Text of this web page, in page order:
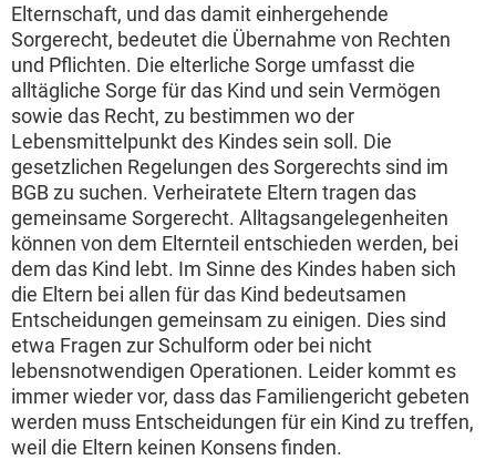
Elternschaft, und das damit einhergehende
Sorgerecht, bedeutet die Übernahme von Rechten
und Pflichten. Die elterliche Sorge umfasst die
alltägliche Sorge für das Kind und sein Vermögen
sowie das Recht, zu bestimmen wo der
Lebensmittelpunkt des Kindes sein soll. Die
gesetzlichen Regelungen des Sorgerechts sind im
BGB zu suchen. Verheiratete Eltern tragen das
gemeinsame Sorgerecht. Alltagsangelegenheiten
können von dem Elternteil entschieden werden, bei
dem das Kind lebt. Im Sinne des Kindes haben sich
die Eltern bei allen für das Kind bedeutsamen
Entscheidungen gemeinsam zu einigen. Dies sind
etwa Fragen zur Schulform oder bei nicht
lebensnotwendigen Operationen. Leider kommt es
immer wieder vor, dass das Familiengericht gebeten
werden muss Entscheidungen für ein Kind zu treffen,
weil die Eltern keinen Konsens finden.